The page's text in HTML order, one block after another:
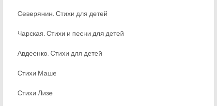
Северянин. Стихи для детей
Чарская. Стихи и песни для детей
Авдеенко. Стихи для детей
Стихи Маше
Стихи Лизе